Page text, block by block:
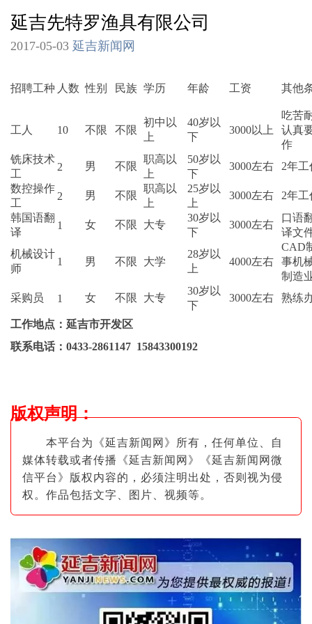
延吉先特罗渔具有限公司
2017-05-03 延吉新闻网
招聘工种 人数 性别 民族 学历 年龄 工资 其他
工人 10 不限 不限
初中以
上
40岁以
下
3000以上
吃苦
认真
作
铣床技术
工
2 男 不限
职高以
上
50岁以
下
3000左右
2年
数控操作
工
2 男 不限
职高以
上
25岁以
上
3000左右
2年
韩国语翻
译
1 女 不限 大专
30岁以
下
3000左右
口语
译文
机械设计
师
1 男 不限 大学
28岁以
上
4000左右
CAD
事机
制造
采购员
1 女 不限 大专
30岁以
下
3000左右 熟练
工作地点：延吉市开发区
联系电话： 0433-2861147 15843300192
版权声明：
本平台为《延吉新闻网》所有，任何单位、自
媒体转载或者传播《延吉新闻网》《延吉新闻网微
信平台》版权内容的，必须注明出处，否则视为侵
权。作品包括文字、图片 、视频等。